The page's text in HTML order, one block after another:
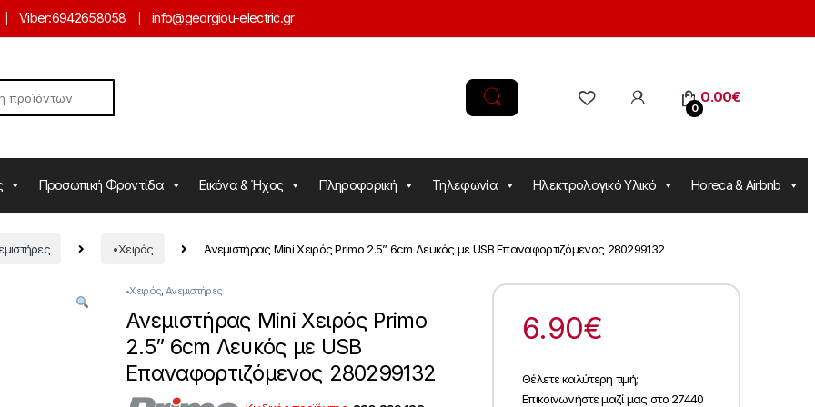
Viber:6942658058 info@georgiou-electric.gr
0
0.00€
Προσωπική Φροντίδα Εικόνα & Ήχος Πληροφορική Τηλεφωνία Ηλεκτρολογικό Υλικό Horeca & Airbnb
•Χειρός Ανεμιστήρας Mini Χειρός Primo 2.5” 6cm Λευκός με USB Επαναφορτιζόμενος 280299132
•Χειρός Ανεμιστήρες
Ανεμιστήρας Mini Χειρός Primo
2.5” 6cm Λευκός με USB
Επαναφορτιζόμενος 280299132
6.90€
Θέλετε καλύτερη τιμή;
Επικοινωνήστε μαζί μας στο 27440